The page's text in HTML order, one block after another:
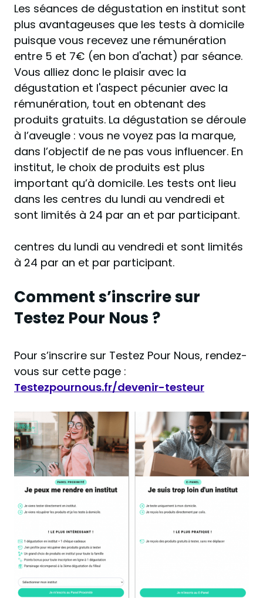
Les séances de dégustation en institut sont
plus avantageuses que les tests à domicile
puisque vous recevez une rémunération
entre 5 et 7€ (en bon d'achat) par séance.
Vous alliez donc le plaisir avec la
dégustation et l'aspect pécunier avec la
rémunération, tout en obtenant des
produits gratuits. La dégustation se déroule
à l’aveugle : vous ne voyez pas la marque,
dans l’objectif de ne pas vous influencer. En
institut, le choix de produits est plus
important qu’à domicile. Les tests ont lieu
dans les centres du lundi au vendredi et
sont limités à 24 par an et par participant.
centres du lundi au vendredi et sont limités
à 24 par an et par participant.
Comment s’inscrire sur
Testez Pour Nous ?
Pour s’inscrire sur Testez Pour Nous, rendez-
vous sur cette page :
Testezpournous.fr/devenir-testeur